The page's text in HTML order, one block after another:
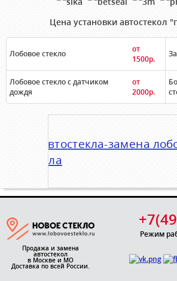
Цена установки автостекол
Лобовое стекло
от
1500р.
Лобовое стекло с датчиком
дождя
от
2000р.
Продажа и замена
автостекол
в Москве и МО
Доставка по всей России.
Режим